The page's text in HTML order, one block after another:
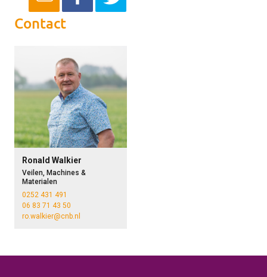
Contact
Ronald Walkier
Veilen, Machines &
Materialen
0252 431 491
06 83 71 43 50
ro.walkier@cnb.nl